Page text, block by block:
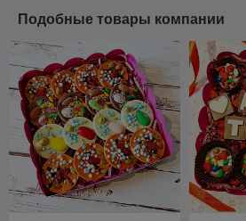
Подобные товары компании